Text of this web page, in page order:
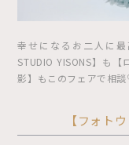
幸せになるお二人に
STUDIO YISONS】も
影】もこのフェアで相
【フォト